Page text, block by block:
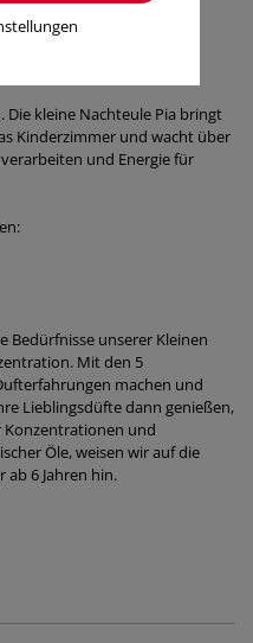
Die kleine Nachteule Pia bringt
Kinderzimmer und wacht über
und Energie für
Bedürfnisse unserer Kleinen
Mit den 5
machen und
Lieblingsdüfte dann genießen,
Konzentrationen und
Öle, weisen wir auf die
6 Jahren hin.